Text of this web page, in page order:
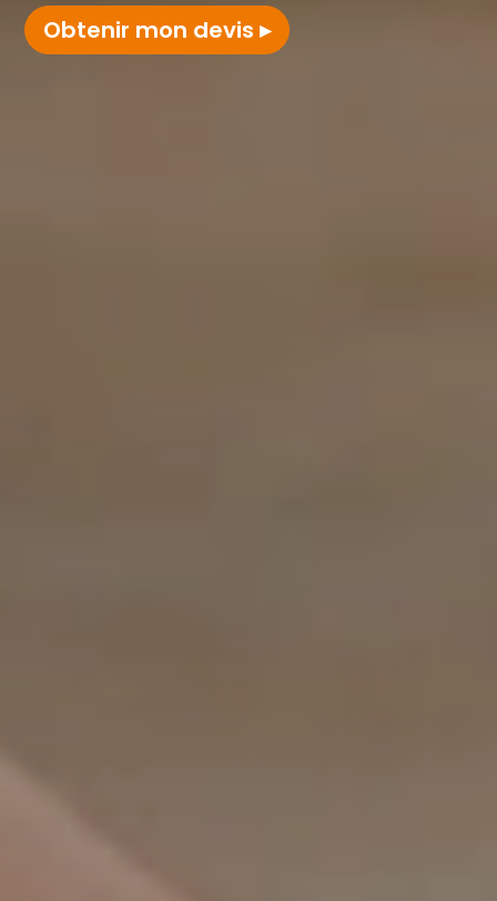
Obtenir mon devis